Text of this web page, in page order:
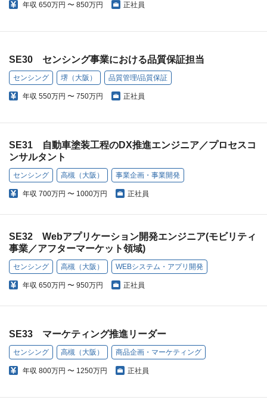
年収 650万円 〜 850万円 正社員
SE30 センシング事業における品質保証担当
センシング 堺（大阪） 品質管理/品質保証
年収 550万円 〜 750万円 正社員
SE31 自動車塗装工程のDX推進エンジニア／プロセスコ
ンサルタント
センシング 高槻（大阪） 事業企画・事業開発
年収 700万円 〜 1000万円 正社員
SE32 Webアプリケーション開発エンジニア(モビリティ
事業／アフターマーケット領域)
センシング 高槻（大阪） WEBシステム・アプリ開発
年収 650万円 〜 950万円 正社員
SE33 マーケティング推進リーダー
センシング 高槻（大阪） 商品企画・マーケティング
年収 800万円 〜 1250万円 正社員